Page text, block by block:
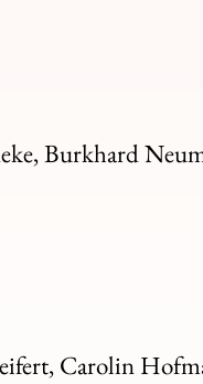
Burkhard
Carolin